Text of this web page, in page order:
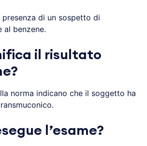
presenza di un sospetto di
al benzene.
il risultato
norma indicano che il soggetto ha
l’esame?